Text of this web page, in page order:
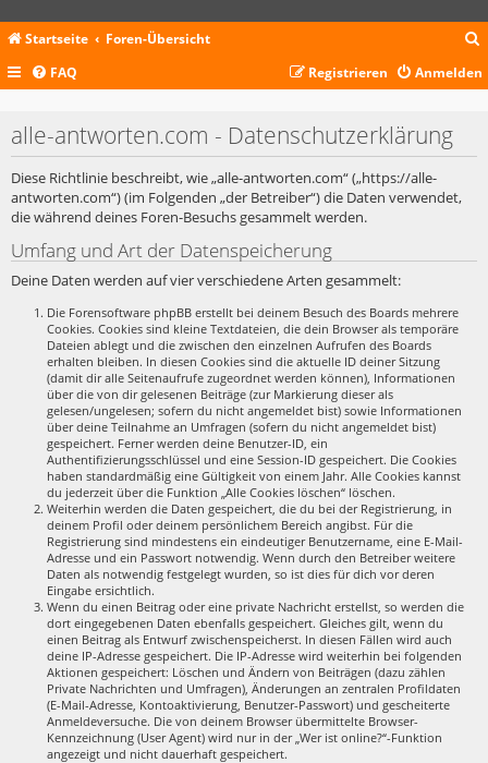
Startseite Foren-Übersicht
c
FAQ Anmelden
Registrieren
alle-antworten.com - Datenschutzerklärung
Diese Richtlinie beschreibt, wie „alle-antworten.com“ („https://alle-
antworten.com“) (im Folgenden „der Betreiber“) die Daten verwendet,
die während deines Foren-Besuchs gesammelt werden.
Umfang und Art der Datenspeicherung
Deine Daten werden auf vier verschiedene Arten gesammelt:
Die Forensoftware phpBB erstellt bei deinem Besuch des Boards mehrere
Cookies. Cookies sind kleine Textdateien, die dein Browser als temporäre
Dateien ablegt und die zwischen den einzelnen Aufrufen des Boards
erhalten bleiben. In diesen Cookies sind die aktuelle ID deiner Sitzung
(damit dir alle Seitenaufrufe zugeordnet werden können), Informationen
über die von dir gelesenen Beiträge (zur Markierung dieser als
gelesen/ungelesen; sofern du nicht angemeldet bist) sowie Informationen
über deine Teilnahme an Umfragen (sofern du nicht angemeldet bist)
gespeichert. Ferner werden deine Benutzer-ID, ein
Authentifizierungsschlüssel und eine Session-ID gespeichert. Die Cookies
haben standardmäßig eine Gültigkeit von einem Jahr. Alle Cookies kannst
du jederzeit über die Funktion „Alle Cookies löschen“ löschen.
Weiterhin werden die Daten gespeichert, die du bei der Registrierung, in
deinem Profil oder deinem persönlichem Bereich angibst. Für die
Registrierung sind mindestens ein eindeutiger Benutzername, eine E-Mail-
Adresse und ein Passwort notwendig. Wenn durch den Betreiber weitere
Daten als notwendig festgelegt wurden, so ist dies für dich vor deren
Eingabe ersichtlich.
Wenn du einen Beitrag oder eine private Nachricht erstellst, so werden die
dort eingegebenen Daten ebenfalls gespeichert. Gleiches gilt, wenn du
einen Beitrag als Entwurf zwischenspeicherst. In diesen Fällen wird auch
deine IP-Adresse gespeichert. Die IP-Adresse wird weiterhin bei folgenden
Aktionen gespeichert: Löschen und Ändern von Beiträgen (dazu zählen
Private Nachrichten und Umfragen), Änderungen an zentralen Profildaten
(E-Mail-Adresse, Kontoaktivierung, Benutzer-Passwort) und gescheiterte
Anmeldeversuche. Die von deinem Browser übermittelte Browser-
Kennzeichnung (User Agent) wird nur in der „Wer ist online?“-Funktion
angezeigt und nicht dauerhaft gespeichert.